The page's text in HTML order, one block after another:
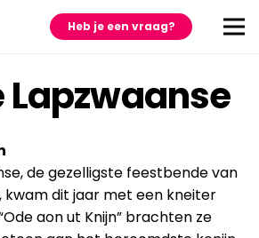
Heb je een vraag?
Lapzwaanse
de gezelligste feestbende van
kwam dit jaar met een kneiter
aon ut Knijn” brachten ze